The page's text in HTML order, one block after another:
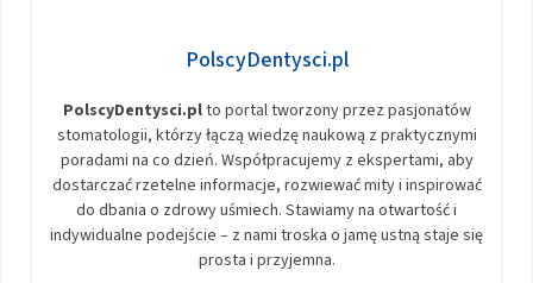
PolscyDentysci.pl
PolscyDentysci.plto portal tworzony przez pasjonatów
stomatologii, którzy łączą wiedzę naukową z praktycznymi
poradami na co dzień. Współpracujemy z ekspertami, aby
dostarczać rzetelne informacje, rozwiewać mity i inspirować
do dbania o zdrowy uśmiech. Stawiamy na otwartość i
indywidualne podejście – z nami troska o jamę ustną staje się
prosta i przyjemna.